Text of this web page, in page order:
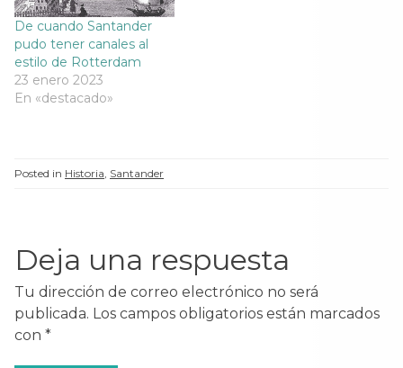
De cuando Santander
pudo tener canales al
estilo de Rotterdam
23 enero 2023
En «destacado»
Posted in Historia Santander
Deja una respuesta
Tu dirección de correo electrónico no será
publicada. Los campos obligatorios están marcados
con *